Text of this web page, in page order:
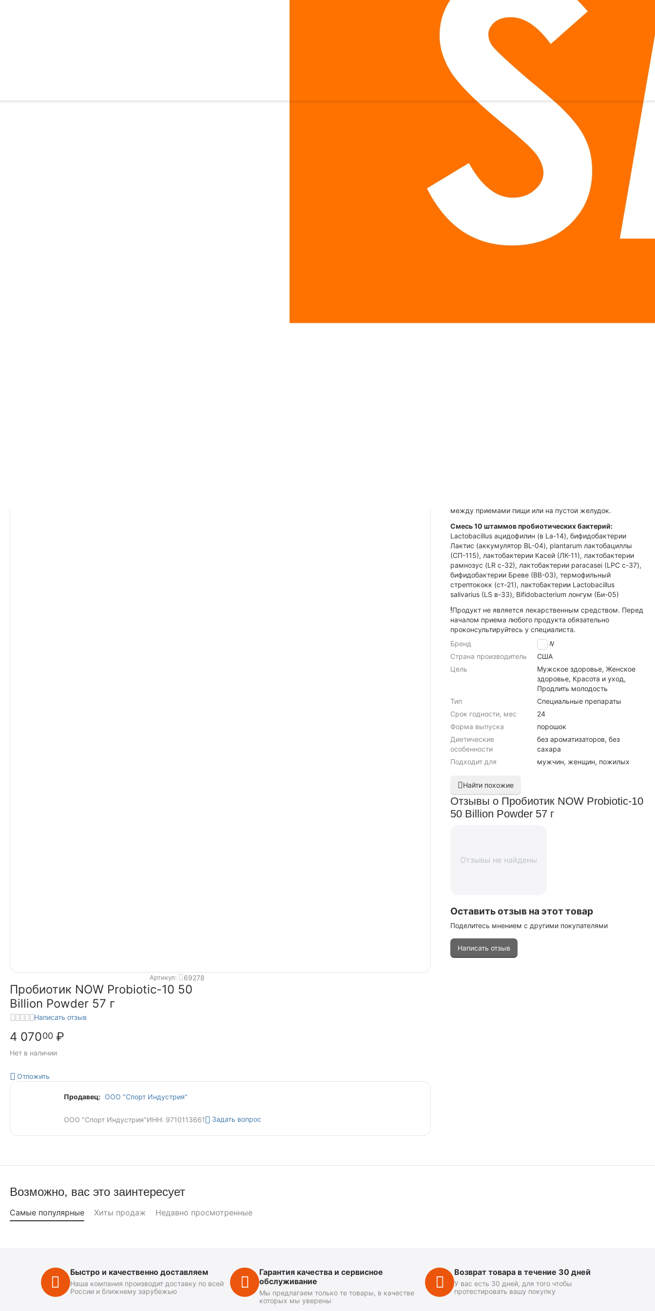
Артикул: 69278
Пробиотик NOW Probiotic-10 50
Billion Powder 57 г
Написать отзыв
4 07000 ₽
Нет в наличии
Отложить
Продавец: ООО "Спорт Индустрия"
ООО "Спорт Индустрия"ИНН: 9710113661 Задать вопрос
между приемами пищи или на пустой желудок.
Смесь 10 штаммов пробиотических бактерий:
Lactobacillus ацидофилин (в La-14), бифидобактерии
Лактис (аккумулятор BL-04), plantarum лактобациллы
(СП-115), лактобактерии Касей (ЛК-11), лактобактерии
рамнозус (LR с-32), лактобактерии paracasei (LPC с-37),
бифидобактерии Бреве (ВВ-03), термофильный
стрептококк (ст-21), лактобактерии Lactobacillus
salivarius (LS в-33), Bifidobacterium лонгум (Би-05)
Продукт не является лекарственным средством. Перед
началом приема любого продукта обязательно
проконсультируйтесь у специалиста.
Бренд
NOW
Страна производитель
США
Цель
Мужское здоровье, Женское
здоровье, Красота и уход,
Продлить молодость
Тип
Специальные препараты
Срок годности, мес
24
Форма выпуска
порошок
Диетические
особенности
без ароматизаторов, без
сахара
Подходит для
мужчин, женщин, пожилых
Найти похожие
Отзывы о Пробиотик NOW Probiotic-10
50 Billion Powder 57 г
Отзывы не найдены
Оставить отзыв на этот товар
Поделитесь мнением с другими покупателями
Написать отзыв
Возможно, вас это заинтересует
Самые популярные Хиты продаж Недавно просмотренные
Быстро и качественно доставляем
Наша компания производит доставку по всей
России и ближнему зарубежью
Гарантия качества и сервисное
обслуживание
Мы предлагаем только те товары, в качестве
которых мы уверены
Возврат товара в течение 30 дней
У вас есть 30 дней, для того чтобы
протестировать вашу покупку